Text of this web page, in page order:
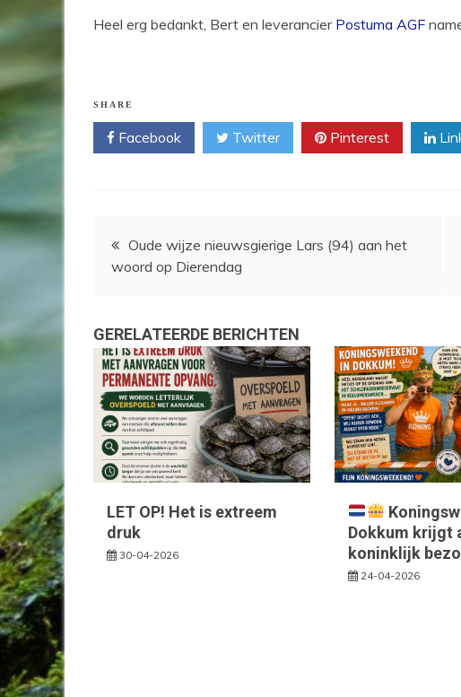
Heel erg bedankt, Bert en leverancier Postuma AGF
SHARE
Facebook Twitter Pinterest
Bericht
navigatie
Oude wijze nieuwsgierige Lars (94) aan het
woord op Dierendag
GERELATEERDE BERICHTEN
LET OP! Het is extreem
druk
30-04-2026
Dokkum krijgt
koninklijk
24-04-2026